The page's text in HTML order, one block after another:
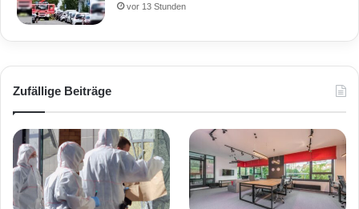
vor 13 Stunden
Zufällige Beiträge